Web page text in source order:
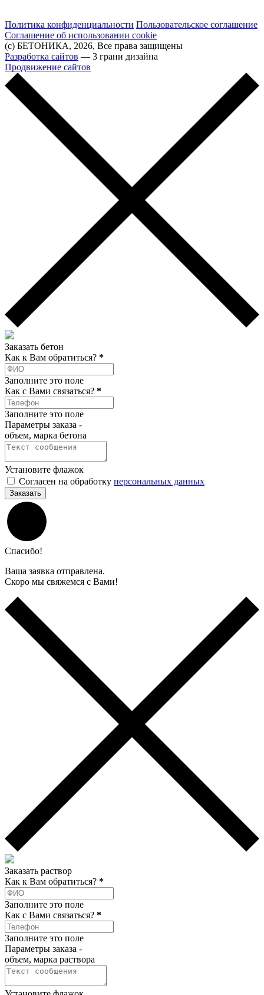
Политика конфиденциальности Пользовательское соглашение
Соглашение об использовании cookie
(с) БЕТОНИКА, 2026, Все права защищены
Разработка сайтов — 3 грани дизайна
Продвижение сайтов
Заказать бетон
Как к Вам обратиться? *
Заполните это поле
Как c Вами связаться? *
Заполните это поле
Параметры заказа -
объем, марка бетона
Установите флажок
Согласен на обработку персональных данных
Заказать
Спасибо!
Ваша заявка отправлена.
Скоро мы свяжемся с Вами!
Заказать раствор
Как к Вам обратиться? *
Заполните это поле
Как c Вами связаться? *
Заполните это поле
Параметры заказа -
объем, марка раствора